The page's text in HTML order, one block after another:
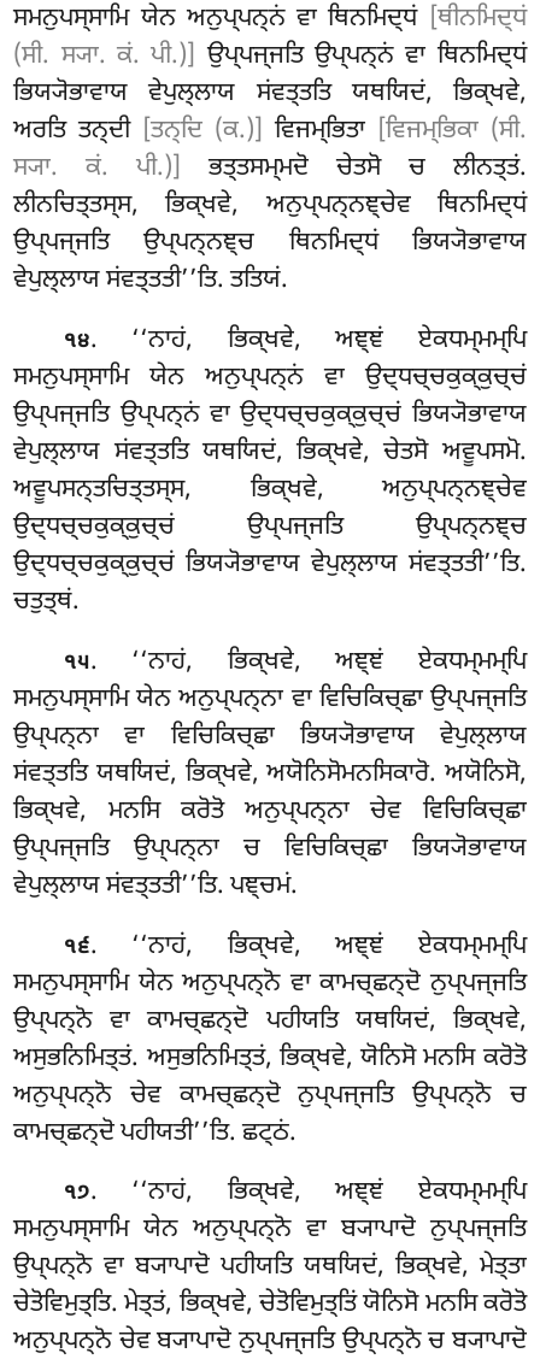
ਸਮਨੁਪਸ੍ਸਾਮਿ ਯੇਨ ਅਨੁਪ੍ਪਨ੍ਨਂ ਵਾ ਥਿਨਮਿਦ੍ਧਂ [ਥੀਨਮਿਦ੍ਧਂ
(ਸੀ. ਸ੍ਯਾ. ਕਂ. ਪੀ.)] ਉਪ੍ਪਜ੍ਜਤਿ ਉਪ੍ਪਨ੍ਨਂ ਵਾ ਥਿਨਮਿਦ੍ਧਂ
ਭਿਯ੍ਯੋਭਾਵਾਯ ਵੇਪੁਲ੍ਲਾਯ ਸਂਵਤ੍ਤਤਿ ਯਥਯਿਦਂ, ਭਿਕ੍ਖਵੇ,
ਅਰਤਿ ਤਨ੍ਦੀ [ਤਨ੍ਦਿ (ਕ.)] ਵਿਜਮ੍ਭਿਤਾ [ਵਿਜਮ੍ਭਿਕਾ (ਸੀ.
ਸ੍ਯਾ. ਕਂ. ਪੀ.)]
ਭਤ੍ਤਸਮ੍ਮਦੋ ਚੇਤਸੋ ਚ ਲੀਨਤ੍ਤਂ.
ਲੀਨਚਿਤ੍ਤਸ੍ਸ, ਭਿਕ੍ਖਵੇ, ਅਨੁਪ੍ਪਨ੍ਨਞ੍ਚੇਵ ਥਿਨਮਿਦ੍ਧਂ
ਉਪ੍ਪਜ੍ਜਤਿ ਉਪ੍ਪਨ੍ਨਞ੍ਚ ਥਿਨਮਿਦ੍ਧਂ ਭਿਯ੍ਯੋਭਾਵਾਯ
ਵੇਪੁਲ੍ਲਾਯ ਸਂਵਤ੍ਤਤੀ’’ਤਿ. ਤਤਿਯਂ.
੧੪. ‘‘ਨਾਹਂ, ਭਿਕ੍ਖਵੇ, ਅਞ੍ਞਂ ਏਕਧਮ੍ਮਮ੍ਪਿ
ਸਮਨੁਪਸ੍ਸਾਮਿ ਯੇਨ ਅਨੁਪ੍ਪਨ੍ਨਂ ਵਾ ਉਦ੍ਧਚ੍ਚਕੁਕ੍ਕੁਚ੍ਚਂ
ਉਪ੍ਪਜ੍ਜਤਿ ਉਪ੍ਪਨ੍ਨਂ ਵਾ ਉਦ੍ਧਚ੍ਚਕੁਕ੍ਕੁਚ੍ਚਂ ਭਿਯ੍ਯੋਭਾਵਾਯ
ਵੇਪੁਲ੍ਲਾਯ ਸਂਵਤ੍ਤਤਿ ਯਥਯਿਦਂ, ਭਿਕ੍ਖਵੇ, ਚੇਤਸੋ ਅਵੂਪਸਮੋ.
ਅਵੂਪਸਨ੍ਤਚਿਤ੍ਤਸ੍ਸ, ਭਿਕ੍ਖਵੇ, ਅਨੁਪ੍ਪਨ੍ਨਞ੍ਚੇਵ
ਉਦ੍ਧਚ੍ਚਕੁਕ੍ਕੁਚ੍ਚਂ ਉਪ੍ਪਜ੍ਜਤਿ ਉਪ੍ਪਨ੍ਨਞ੍ਚ
ਉਦ੍ਧਚ੍ਚਕੁਕ੍ਕੁਚ੍ਚਂ ਭਿਯ੍ਯੋਭਾਵਾਯ ਵੇਪੁਲ੍ਲਾਯ ਸਂਵਤ੍ਤਤੀ’’ਤਿ.
ਚਤੁਤ੍ਥਂ.
੧੫. ‘‘ਨਾਹਂ, ਭਿਕ੍ਖਵੇ, ਅਞ੍ਞਂ ਏਕਧਮ੍ਮਮ੍ਪਿ
ਸਮਨੁਪਸ੍ਸਾਮਿ ਯੇਨ ਅਨੁਪ੍ਪਨ੍ਨਾ ਵਾ ਵਿਚਿਕਿਚ੍ਛਾ ਉਪ੍ਪਜ੍ਜਤਿ
ਉਪ੍ਪਨ੍ਨਾ ਵਾ ਵਿਚਿਕਿਚ੍ਛਾ ਭਿਯ੍ਯੋਭਾਵਾਯ ਵੇਪੁਲ੍ਲਾਯ
ਸਂਵਤ੍ਤਤਿ ਯਥਯਿਦਂ, ਭਿਕ੍ਖਵੇ, ਅਯੋਨਿਸੋਮਨਸਿਕਾਰੋ. ਅਯੋਨਿਸੋ,
ਭਿਕ੍ਖਵੇ, ਮਨਸਿ ਕਰੋਤੋ ਅਨੁਪ੍ਪਨ੍ਨਾ ਚੇਵ ਵਿਚਿਕਿਚ੍ਛਾ
ਉਪ੍ਪਜ੍ਜਤਿ ਉਪ੍ਪਨ੍ਨਾ ਚ ਵਿਚਿਕਿਚ੍ਛਾ ਭਿਯ੍ਯੋਭਾਵਾਯ
ਵੇਪੁਲ੍ਲਾਯ ਸਂਵਤ੍ਤਤੀ’’ਤਿ. ਪਞ੍ਚਮਂ.
੧੬. ‘‘ਨਾਹਂ, ਭਿਕ੍ਖਵੇ, ਅਞ੍ਞਂ ਏਕਧਮ੍ਮਮ੍ਪਿ
ਸਮਨੁਪਸ੍ਸਾਮਿ ਯੇਨ ਅਨੁਪ੍ਪਨ੍ਨੋ ਵਾ ਕਾਮਚ੍ਛਨ੍ਦੋ ਨੁਪ੍ਪਜ੍ਜਤਿ
ਉਪ੍ਪਨ੍ਨੋ ਵਾ ਕਾਮਚ੍ਛਨ੍ਦੋ ਪਹੀਯਤਿ ਯਥਯਿਦਂ, ਭਿਕ੍ਖਵੇ,
ਅਸੁਭਨਿਮਿਤ੍ਤਂ. ਅਸੁਭਨਿਮਿਤ੍ਤਂ, ਭਿਕ੍ਖਵੇ, ਯੋਨਿਸੋ ਮਨਸਿ ਕਰੋਤੋ
ਅਨੁਪ੍ਪਨ੍ਨੋ ਚੇਵ ਕਾਮਚ੍ਛਨ੍ਦੋ ਨੁਪ੍ਪਜ੍ਜਤਿ ਉਪ੍ਪਨ੍ਨੋ ਚ
ਕਾਮਚ੍ਛਨ੍ਦੋ ਪਹੀਯਤੀ’’ਤਿ. ਛਟ੍ਠਂ.
੧੭. ‘‘ਨਾਹਂ, ਭਿਕ੍ਖਵੇ, ਅਞ੍ਞਂ ਏਕਧਮ੍ਮਮ੍ਪਿ
ਸਮਨੁਪਸ੍ਸਾਮਿ ਯੇਨ ਅਨੁਪ੍ਪਨ੍ਨੋ ਵਾ ਬ੍ਯਾਪਾਦੋ ਨੁਪ੍ਪਜ੍ਜਤਿ
ਉਪ੍ਪਨ੍ਨੋ ਵਾ ਬ੍ਯਾਪਾਦੋ ਪਹੀਯਤਿਯਥਯਿਦਂ, ਭਿਕ੍ਖਵੇ, ਮੇਤ੍ਤਾ
ਚੇਤੋਵਿਮੁਤ੍ਤਿ. ਮੇਤ੍ਤਂ, ਭਿਕ੍ਖਵੇ, ਚੇਤੋਵਿਮੁਤ੍ਤਿਂ ਯੋਨਿਸੋ ਮਨਸਿ ਕਰੋਤੋ
ਅਨੁਪ੍ਪਨ੍ਨੋ ਚੇਵ ਬ੍ਯਾਪਾਦੋ ਨੁਪ੍ਪਜ੍ਜਤਿ ਉਪ੍ਪਨ੍ਨੋ ਚ ਬ੍ਯਾਪਾਦੋ